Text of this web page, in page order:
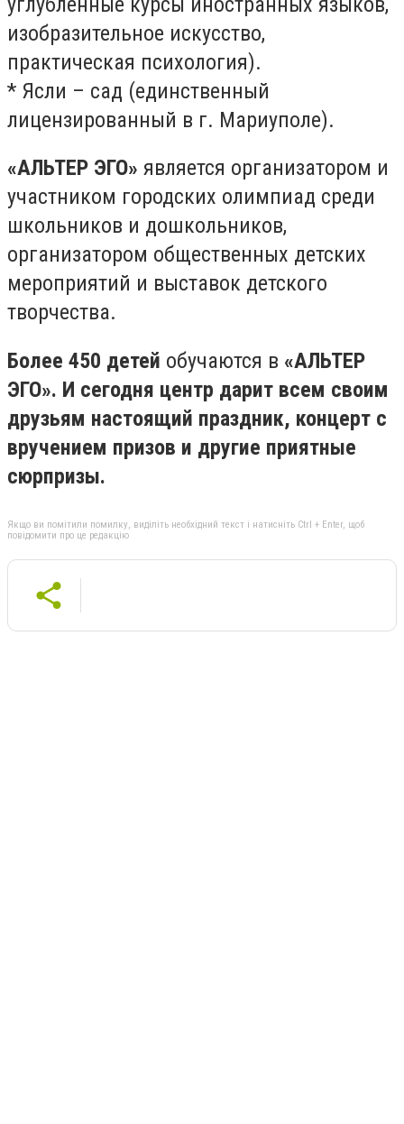
изобразительное искусство,
практическая психология).
* Ясли – сад (единственный
лицензированный в г. Мариуполе).
«АЛЬТЕР ЭГО» является организатором и
участником городских олимпиад среди
школьников и дошкольников,
организатором общественных детских
мероприятий и выставок детского
творчества.
Более 450 детей обучаются в «АЛЬТЕР
ЭГО». И сегодня центр дарит всем своим
друзьям настоящий праздник, концерт с
вручением призов и другие приятные
сюрпризы.
Якщо ви помітили помилку, виділіть необхідний текст і натисніть Ctrl + Enter, щоб
повідомити про це редакцію